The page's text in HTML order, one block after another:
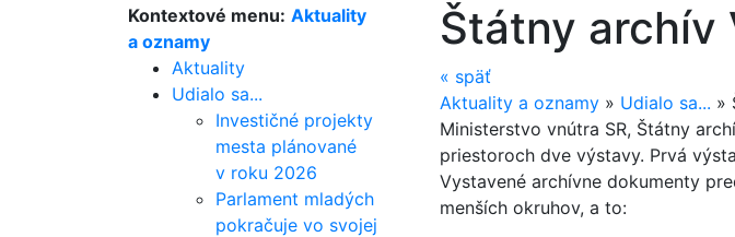
Kontextové menu: Aktuality
a oznamy
Aktuality
Udialo sa...
Investičné projekty
mesta plánované
v roku 2026
Parlament mladých
pokračuje vo svojej
Štátny archív
« späť
Aktuality a oznamy » Udialo sa... »
Ministerstvo vnútra SR, Štátny
priestoroch dve výstavy. Prvá
Vystavené archívne dokumenty
menších okruhov, a to: